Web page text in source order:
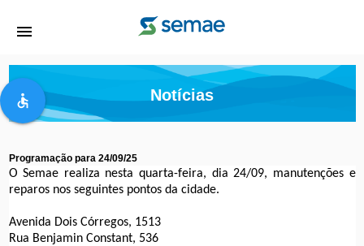
menu
accessible Notícias
Programação para 24/09/25
O Semae realiza nesta quarta-feira, dia 24/09, manutenções e
reparos nos seguintes pontos da cidade.
Avenida Dois Córregos, 1513
Rua Benjamin Constant, 536